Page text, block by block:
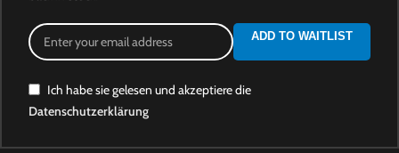
ADD TO WAITLIST
Ich habe sie gelesen und akzeptiere die
Datenschutzerklärung